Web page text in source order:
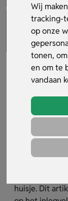
Wij
tracking-
op onze
tonen,
en om te
vandaan
Artikelnummer:
huisje. Dit